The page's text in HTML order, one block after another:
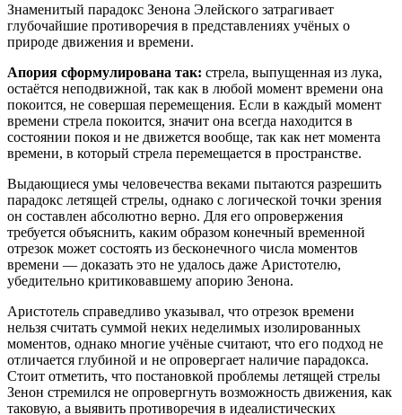
Знаменитый парадокс Зенона Элейского затрагивает
глубочайшие противоречия в представлениях учёных о
природе движения и времени.
Апория сформулирована так: стрела, выпущенная из лука,
остаётся неподвижной, так как в любой момент времени она
покоится, не совершая перемещения. Если в каждый момент
времени стрела покоится, значит она всегда находится в
состоянии покоя и не движется вообще, так как нет момента
времени, в который стрела перемещается в пространстве.
Выдающиеся умы человечества веками пытаются разрешить
парадокс летящей стрелы, однако с логической точки зрения
он составлен абсолютно верно. Для его опровержения
требуется объяснить, каким образом конечный временной
отрезок может состоять из бесконечного числа моментов
времени — доказать это не удалось даже Аристотелю,
убедительно критиковавшему апорию Зенона.
Аристотель справедливо указывал, что отрезок времени
нельзя считать суммой неких неделимых изолированных
моментов, однако многие учёные считают, что его подход не
отличается глубиной и не опровергает наличие парадокса.
Стоит отметить, что постановкой проблемы летящей стрелы
Зенон стремился не опровергнуть возможность движения, как
таковую, а выявить противоречия в идеалистических